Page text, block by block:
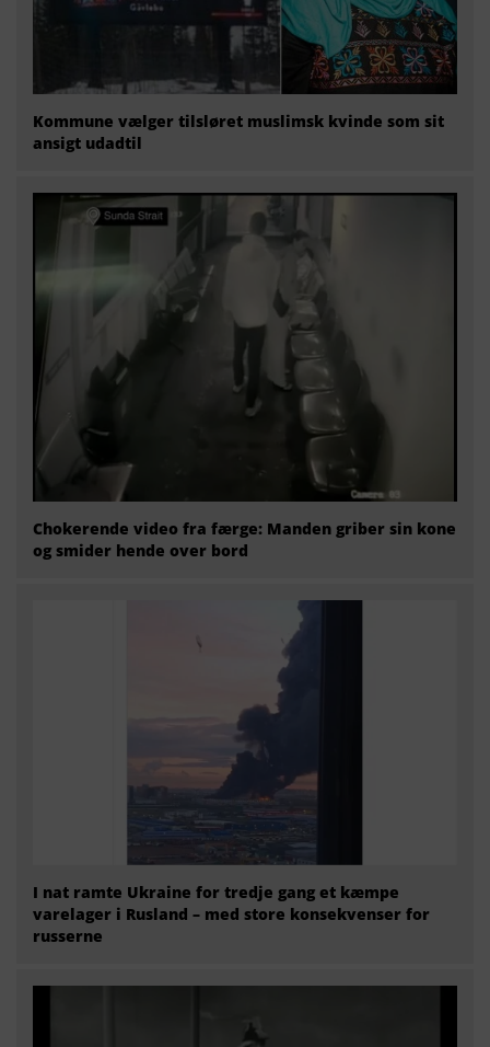
Kommune vælger tilsløret muslimsk kvinde som sit
ansigt udadtil
Chokerende video fra færge: Manden griber sin kone
og smider hende over bord
I nat ramte Ukraine for tredje gang et kæmpe
varelager i Rusland – med store konsekvenser for
russerne